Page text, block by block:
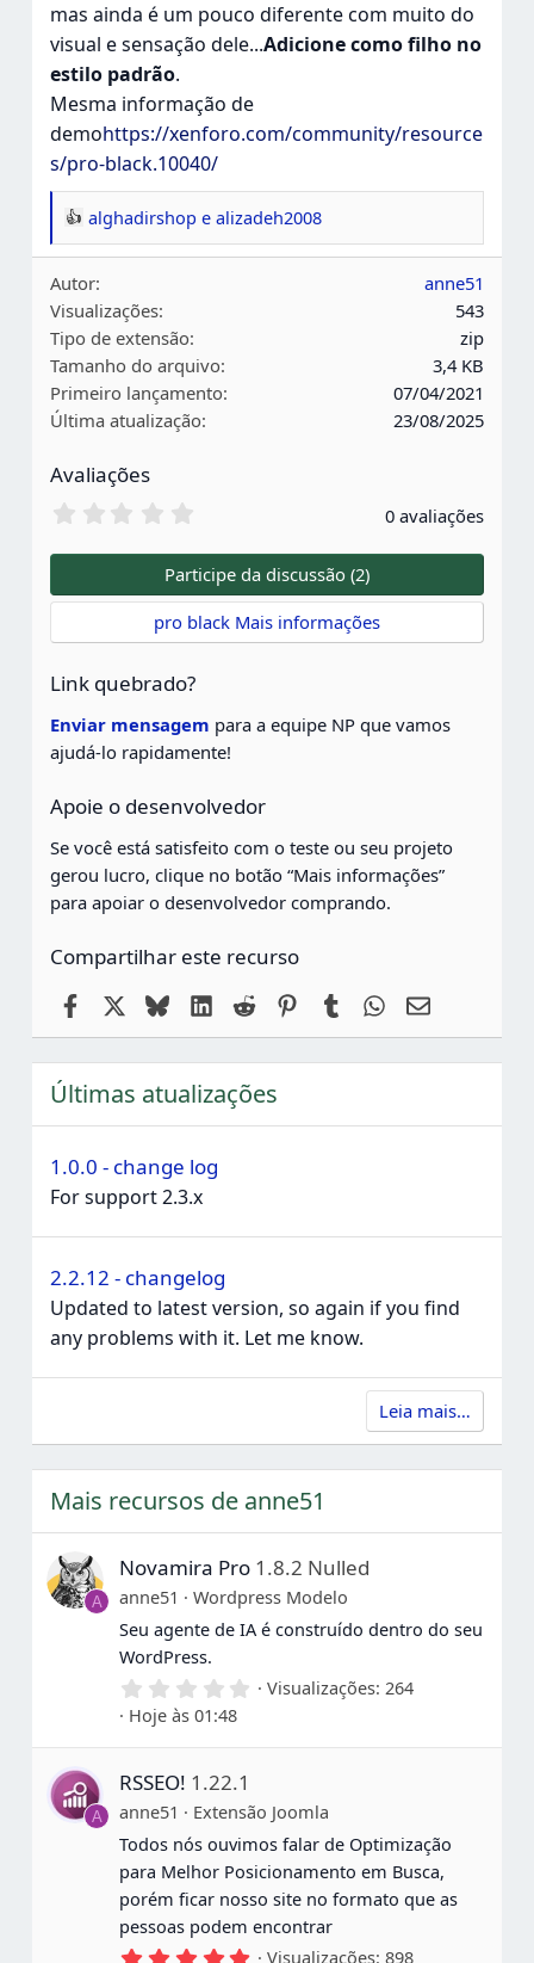
mas ainda é um pouco diferente com muito do
visual e sensação dele...Adicione como filho no
estilo padrão.
Mesma informação de
demohttps://xenforo.com/community/resource
s/pro-black.10040/
R
e
a
ç
õ
e
s
:
alghadirshope alizadeh2008
Autor
anne51
Visualizações
543
Tipo de extensão
zip
Tamanho do arquivo
3,4 KB
Primeiro lançamento
07/04/2021
Última atualização
23/08/2025
Avaliações
0
0
e
s
t
r
e
s
0 avaliações
Participe da discussão (2)
pro black Mais informações
Link quebrado?
Enviar mensagem para a equipe NP que vamos
ajudá-lo rapidamente!
Apoie o desenvolvedor
Se você está satisfeito com o teste ou seu projeto
gerou lucro, clique no botão “Mais informações”
para apoiar o desenvolvedor comprando.
Compartilhar este recurso
FacebookBlueskyLinkedIn
Reddit Pinterest
Tumblr WhatsApp
Email
Últimas atualizações
1.0.0 - change log
For support 2.3.x
2.2.12 - changelog
Updated to latest version, so again if you find
any problems with it. Let me know.
Leia mais…
Mais recursos de anne51
A
Novamira Pro 1.8.2 Nulled
anne51
Wordpress Modelo
Seu agente de IA é construído dentro do seu
WordPress.
0
0
t
r
e
l
a
s
Visualizações 264
Hoje às 01:48
A
RSSEO! 1.22.1
anne51
Extensão Joomla
Todos nós ouvimos falar de Optimização
para Melhor Posicionamento em Busca,
porém ficar nosso site no formato que as
pessoas podem encontrar
5 Visualizações 898